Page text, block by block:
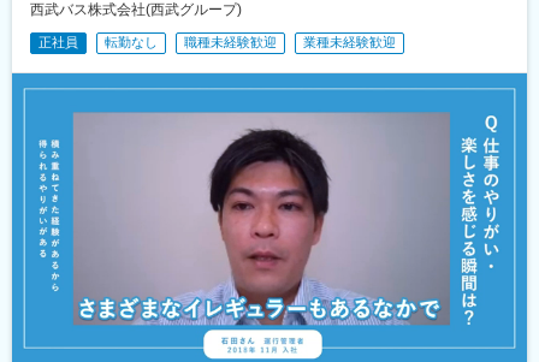
西武バス株式会社(西武グループ)
正社員 転勤なし 職種未経験歓迎 業種未経験歓迎